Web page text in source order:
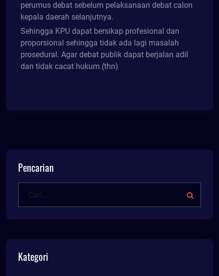
perumus debat sebelum pelaksanaan debat calon
kepala daerah selanjutnya.
Sehingga KPU dapat bersikap profesional dan
proporsional sehingga tidak ada lagi masalah
prosedural. Agar debat publik dapat berjalan adil
dan tidak cacat hukum.(thn)
Pencarian
Kategori